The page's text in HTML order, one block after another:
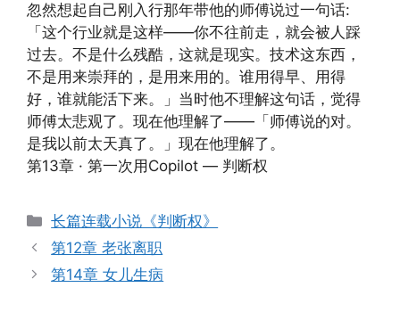
忽然想起自己刚入行那年带他的师傅说过一句话:
「这个行业就是这样——你不往前走，就会被人踩
过去。不是什么残酷，这就是现实。技术这东西，
不是用来崇拜的，是用来用的。谁用得早、用得
好，谁就能活下来。」当时他不理解这句话，觉得
师傅太悲观了。现在他理解了——「师傅说的对。
是我以前太天真了。」现在他理解了。
第13章 · 第一次用Copilot — 判断权
分
类
长篇连载小说《判断权》
第12章 老张离职
第14章 女儿生病